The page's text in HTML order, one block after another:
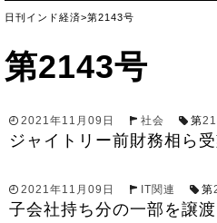
日刊インド経済>第2143号
第2143号
2021年11月09日 社会 第
ジャイトリー前財務相ら
2021年11月09日 IT関連 第
子会社持ち分の一部を譲